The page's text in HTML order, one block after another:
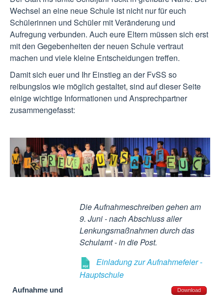
Wechsel an eine neue Schule ist nicht nur für euch
Schülerinnen und Schüler mit Veränderung und
Aufregung verbunden. Auch eure Eltern müssen sich erst
mit den Gegebenheiten der neuen Schule vertraut
machen und viele kleine Entscheidungen treffen.
Damit sich euer und Ihr Einstieg an der FvSS so
reibungslos wie möglich gestaltet, sind auf dieser Seite
einige wichtige Informationen und Ansprechpartner
zusammengefasst:
Aufnahme und
Die Aufnahmeschreiben gehen am
9. Juni - nach Abschluss aller
Lenkungsmaßnahmen durch das
Schulamt - in die Post.
Einladung zur Aufnahmefeier -
Hauptschule
Download